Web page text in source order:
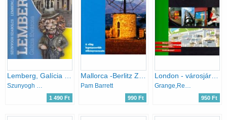
Lemberg, Galícia fővárosa
Szunyogh Szabolcs
1 490 Ft
Mallorca -Berlitz Zsebkönyv
Pam Barrett
990 Ft
London - városjárók zsebkalauza
Grange,Renard-Carraud,Nowakowski...
950 Ft